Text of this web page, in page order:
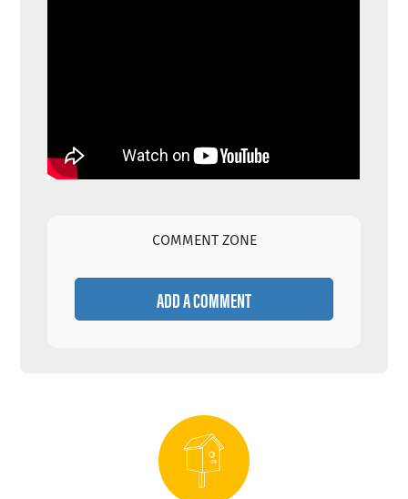
COMMENT ZONE
ADD A COMMENT